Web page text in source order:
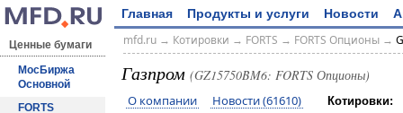
Главная Продукты и услуги Новости
Ценные бумаги
МосБиржа
Основной
FORTS
mfd.ru→ Котировки → FORTS → FORTS Опционы→
Газпром (GZ15750BM6: FORTS Опционы)
О компании Новости (61610) Котировки: